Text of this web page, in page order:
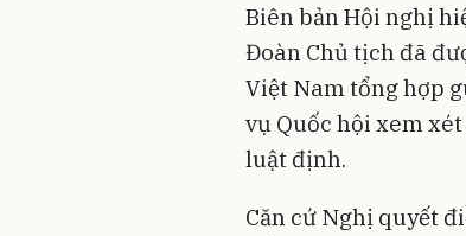
Biên bản Hội nghị
Đoàn Chủ tịch đã
Việt Nam tổng hợp
vụ Quốc hội xem
luật định.
Căn cứ Nghị quyết